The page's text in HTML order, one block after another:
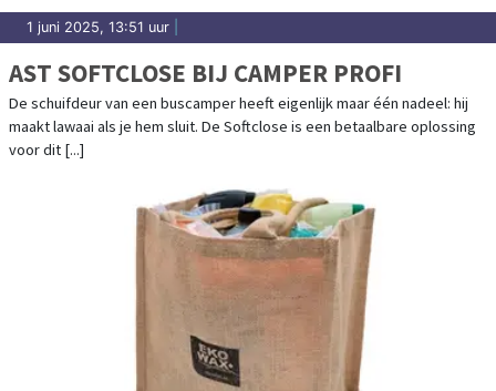
1 juni 2025, 13:51 uur
AST SOFTCLOSE BIJ CAMPER PROFI
De schuifdeur van een buscamper heeft eigenlijk maar één nadeel: hij
maakt lawaai als je hem sluit. De Softclose is een betaalbare oplossing
voor dit [...]